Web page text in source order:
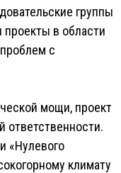
группы
проекты в области
с
мощи, проект
ответственности.
«Нулевого
климату